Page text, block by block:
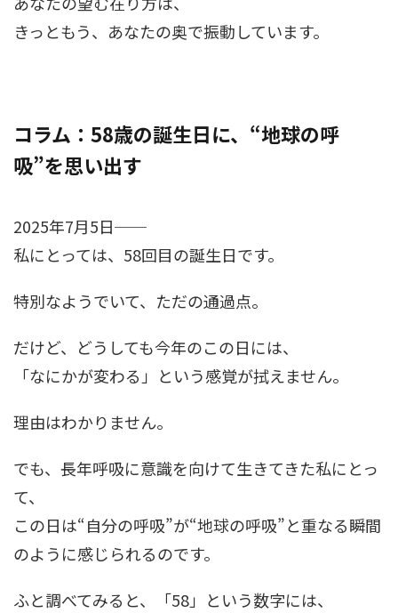
きっともう、あなたの奥で振動しています。
コラム：58歳の誕生日に、“地球の呼
吸”を思い出す
2025年7月5日──
私にとっては、58回目の誕生日です。
特別なようでいて、ただの通過点。
だけど、どうしても今年のこの日には、
「なにかが変わる」という感覚が拭えません。
理由はわかりません。
でも、長年呼吸に意識を向けて生きてきた私にとっ
て、
この日は“自分の呼吸”が“地球の呼吸”と重なる瞬間
のように感じられるのです。
ふと調べてみると、「58」という数字には、